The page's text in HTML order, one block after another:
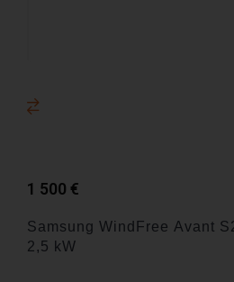
Samsung WindFree Avant
2,5 kW
1 500 €